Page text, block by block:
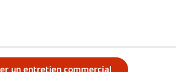
un entretien commercial